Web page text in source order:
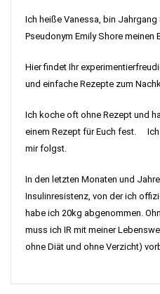
Ich heiße Vanessa, bin
Pseudonym Emily Shore meinen
Hier findet Ihr
und einfache Rezepte zum
Ich koche oft ohne Rezept und
einem Rezept für Euch fest. Ich
mir folgst.
In den letzten Monaten und
Insulinresistenz, von der ich
habe ich 20kg abgenommen.
muss ich IR mit meiner
ohne Diät und ohne Verzicht)